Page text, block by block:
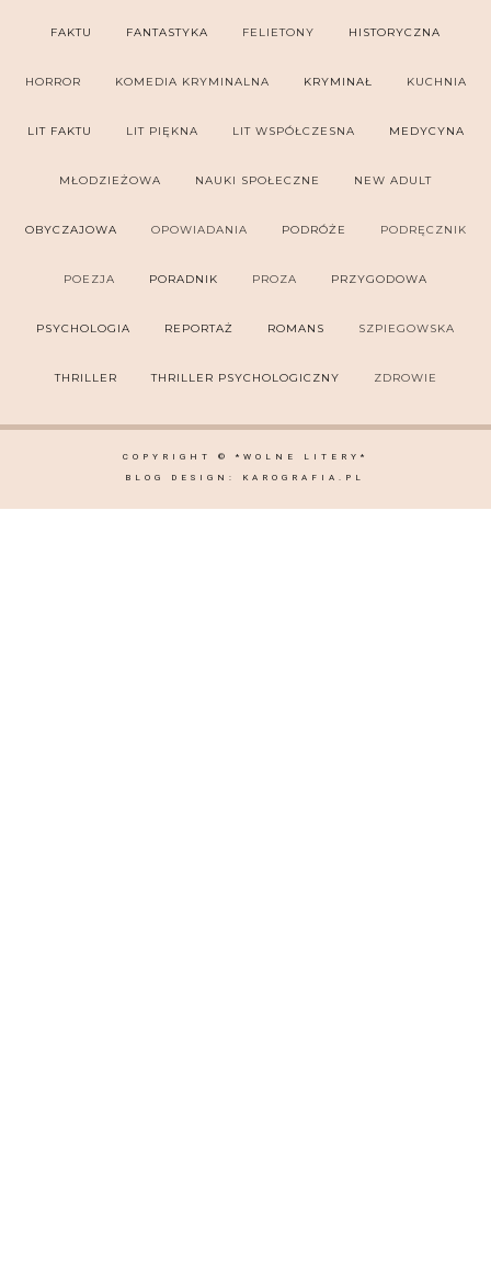
FAKTU FANTASTYKA FELIETONY HISTORYCZNA
HORROR KOMEDIA KRYMINALNA KRYMINAŁ KUCHNIA
LIT FAKTU LIT PIĘKNA LIT WSPÓŁCZESNA MEDYCYNA
MŁODZIEŻOWA NAUKI SPOŁECZNE NEW ADULT
OBYCZAJOWA OPOWIADANIA PODRÓŻE PODRĘCZNIK
POEZJA PORADNIK PROZA PRZYGODOWA
PSYCHOLOGIA REPORTAŻ ROMANS SZPIEGOWSKA
THRILLER THRILLER PSYCHOLOGICZNY ZDROWIE
COPYRIGHT © *WOLNE LITERY*
BLOG DESIGN: KAROGRAFIA.PL